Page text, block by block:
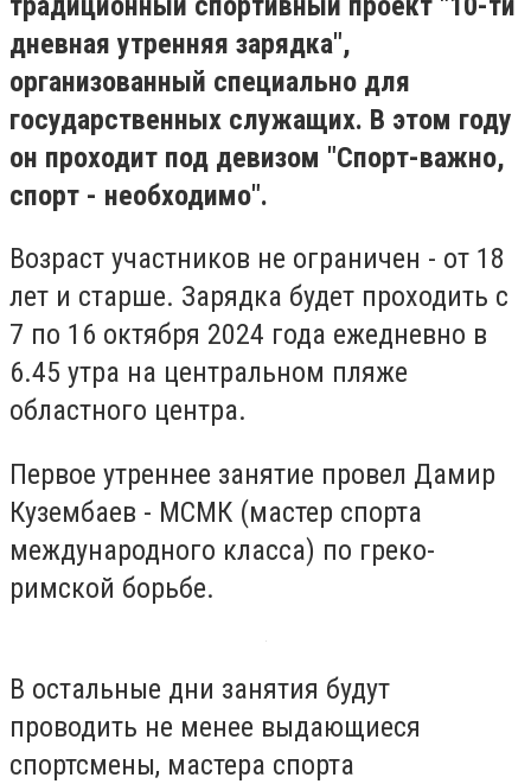
дневная утренняя зарядка",
организованный специально для
государственных служащих. В этом году
он проходит под девизом "Спорт-важно,
спорт - необходимо".
Возраст участников не ограничен - от 18
лет и старше. Зарядка будет проходить с
7 по 16 октября 2024 года ежедневно в
6.45 утра на центральном пляже
областного центра.
Первое утреннее занятие провел Дамир
Кузембаев - МСМК (мастер спорта
международного класса) по греко-
римской борьбе.
В остальные дни занятия будут
проводить не менее выдающиеся
спортсмены, мастера спорта